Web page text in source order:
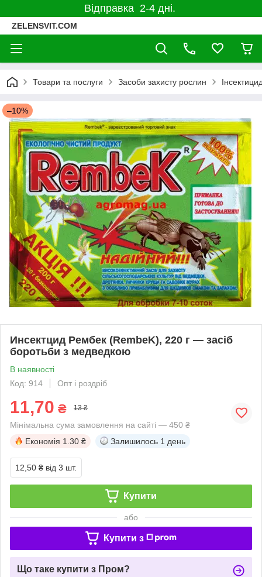
Відправка 2-4 дні.
ZELENSVIT.COM
Товари та послуги Засоби захисту рослин
–10%
Инсектцид Рембек (RembeK), 220 г — засіб
боротьби з медведкою
В наявності
Код: 914
Опт і роздріб
11,70 ₴ 13 ₴
Мінімальна сума замовлення на сайті — 450 ₴
Економія 1.30 ₴ Залишилось 1 день
12,50 ₴ від 3 шт.
Купити
або
Купити з
Що таке купити з Пром?